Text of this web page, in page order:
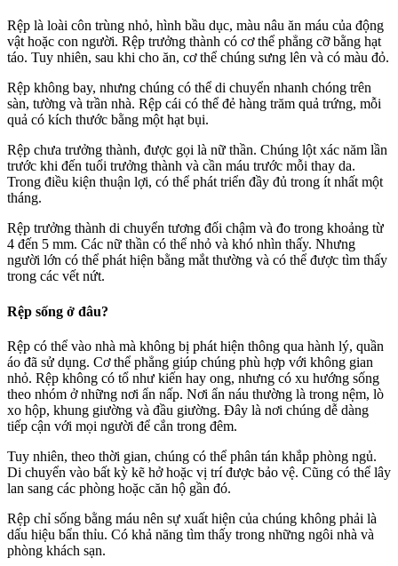
Rệp là loài côn trùng nhỏ, hình bầu dục, màu nâu ăn máu của động
vật hoặc con người. Rệp trưởng thành có cơ thể phẳng cỡ bằng hạt
táo. Tuy nhiên, sau khi cho ăn, cơ thể chúng sưng lên và có màu đỏ.
Rệp không bay, nhưng chúng có thể di chuyển nhanh chóng trên
sàn, tường và trần nhà. Rệp cái có thể đẻ hàng trăm quả trứng, mỗi
quả có kích thước bằng một hạt bụi.
Rệp chưa trưởng thành, được gọi là nữ thần. Chúng lột xác năm lần
trước khi đến tuổi trưởng thành và cần máu trước mỗi thay da.
Trong điều kiện thuận lợi, có thể phát triển đầy đủ trong ít nhất một
tháng.
Rệp trưởng thành di chuyển tương đối chậm và đo trong khoảng từ
4 đến 5 mm. Các nữ thần có thể nhỏ và khó nhìn thấy. Nhưng
người lớn có thể phát hiện bằng mắt thường và có thể được tìm thấy
trong các vết nứt.
Rệp sống ở đâu?
Rệp có thể vào nhà mà không bị phát hiện thông qua hành lý, quần
áo đã sử dụng. Cơ thể phẳng giúp chúng phù hợp với không gian
nhỏ. Rệp không có tổ như kiến hay ong, nhưng có xu hướng sống
theo nhóm ở những nơi ẩn nấp. Nơi ẩn náu thường là trong nệm, lò
xo hộp, khung giường và đầu giường. Đây là nơi chúng dễ dàng
tiếp cận với mọi người để cắn trong đêm.
Tuy nhiên, theo thời gian, chúng có thể phân tán khắp phòng ngủ.
Di chuyển vào bất kỳ kẽ hở hoặc vị trí được bảo vệ. Cũng có thể lây
lan sang các phòng hoặc căn hộ gần đó.
Rệp chỉ sống bằng máu nên sự xuất hiện của chúng không phải là
dấu hiệu bẩn thỉu. Có khả năng tìm thấy trong những ngôi nhà và
phòng khách sạn.